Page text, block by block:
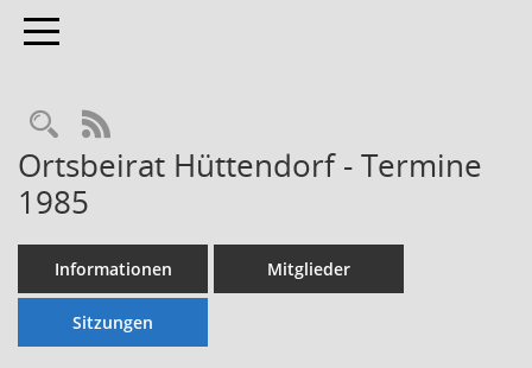
Toggle navigation
Rechercheauswahl
RSS-Feed
Ortsbeirat Hüttendorf - Termine
1985
Informationen Mitglieder
Sitzungen